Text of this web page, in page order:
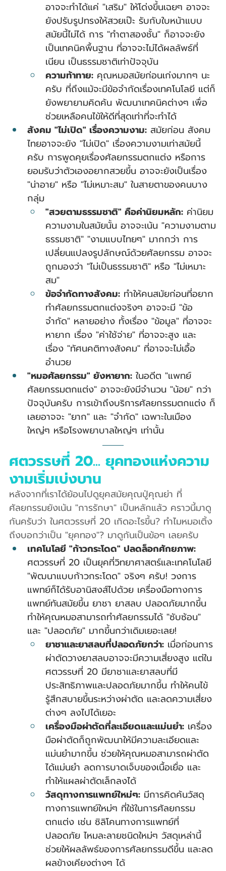
อาจจะทำได้แค่ "เสริม" ให้โด่งขึ้นเฉยๆ อาจจะ
ยังปรับรูปทรงให้สวยเป๊ะ รับกับใบหน้าแบบ
สมัยนี้ไม่ได้ การ "ทำตาสองชั้น" ก็อาจจะยัง
เป็นเทคนิคพื้นฐาน ที่อาจจะไม่ได้ผลลัพธ์ที่
เนียน เป็นธรรมชาติเท่าปัจจุบัน
ความท้าทาย: คุณหมอสมัยก่อนเก่งมากๆ นะ
ครับ ที่ถึงแม้จะมีข้อจำกัดเรื่องเทคโนโลยี แต่ก็
ยังพยายามคิดค้น พัฒนาเทคนิคต่างๆ เพื่อ
ช่วยเหลือคนไข้ให้ดีที่สุดเท่าที่จะทำได้
สังคม "ไม่เปิด" เรื่องความงาม: สมัยก่อน สังคม
ไทยอาจจะยัง "ไม่เปิด" เรื่องความงามเท่าสมัยนี้
ครับ การพูดคุยเรื่องศัลยกรรมตกแต่ง หรือการ
ยอมรับว่าตัวเองอยากสวยขึ้น อาจจะยังเป็นเรื่อง
"น่าอาย" หรือ "ไม่เหมาะสม" ในสายตาของคนบาง
กลุ่ม
"สวยตามธรรมชาติ" คือค่านิยมหลัก: ค่านิยม
ความงามในสมัยนั้น อาจจะเน้น "ความงามตาม
ธรรมชาติ" "งามแบบไทยๆ" มากกว่า การ
เปลี่ยนแปลงรูปลักษณ์ด้วยศัลยกรรม อาจจะ
ถูกมองว่า "ไม่เป็นธรรมชาติ" หรือ "ไม่เหมาะ
สม"
ข้อจำกัดทางสังคม: ทำให้คนสมัยก่อนที่อยาก
ทำศัลยกรรมตกแต่งจริงๆ อาจจะมี "ข้อ
จำกัด" หลายอย่าง ทั้งเรื่อง "ข้อมูล" ที่อาจจะ
หายาก เรื่อง "ค่าใช้จ่าย" ที่อาจจะสูง และ
เรื่อง "ทัศนคติทางสังคม" ที่อาจจะไม่เอื้อ
อำนวย
"หมอศัลยกรรม" ยังหายาก: ในอดีต "แพทย์
ศัลยกรรมตกแต่ง" อาจจะยังมีจำนวน "น้อย" กว่า
ปัจจุบันครับ การเข้าถึงบริการศัลยกรรมตกแต่ง ก็
เลยอาจจะ "ยาก" และ "จำกัด" เฉพาะในเมือง
ใหญ่ๆ หรือโรงพยาบาลใหญ่ๆ เท่านั้น
ศตวรรษที่ 20... ยุคทองแห่งความ
งามเริ่มเบ่งบาน
หลังจากที่เราได้ย้อนไปดูยุคสมัยคุณปู่คุณย่า ที่
ศัลยกรรมยังเน้น "การรักษา" เป็นหลักแล้ว คราวนี้มาดู
กันครับว่า ในศตวรรษที่ 20 เกิดอะไรขึ้น? ทำไมหมอเติ้ง
ถึงบอกว่าเป็น "ยุคทอง"? มาดูกันเป็นข้อๆ เลยครับ
เทคโนโลยี "ก้าวกระโดด" ปลดล็อกศักยภาพ:
ศตวรรษที่ 20 เป็นยุคที่วิทยาศาสตร์และเทคโนโลยี
"พัฒนาแบบก้าวกระโดด" จริงๆ ครับ! วงการ
แพทย์ก็ได้รับอานิสงส์ไปด้วย เครื่องมือทางการ
แพทย์ทันสมัยขึ้น ยาชา ยาสลบ ปลอดภัยมากขึ้น
ทำให้คุณหมอสามารถทำศัลยกรรมได้ "ซับซ้อน"
และ "ปลอดภัย" มากขึ้นกว่าเดิมเยอะเลย!
ยาชาและยาสลบที่ปลอดภัยกว่า: เมื่อก่อนการ
ผ่าตัดวางยาสลบอาจจะมีความเสี่ยงสูง แต่ใน
ศตวรรษที่ 20 มียาชาและยาสลบที่มี
ประสิทธิภาพและปลอดภัยมากขึ้น ทำให้คนไข้
รู้สึกสบายขึ้นระหว่างผ่าตัด และลดความเสี่ยง
ต่างๆ ลงไปได้เยอะ
เครื่องมือผ่าตัดที่ละเอียดและแม่นยำ: เครื่อง
มือผ่าตัดก็ถูกพัฒนาให้มีความละเอียดและ
แม่นยำมากขึ้น ช่วยให้คุณหมอสามารถผ่าตัด
ได้แม่นยำ ลดการบาดเจ็บของเนื้อเยื่อ และ
ทำให้แผลผ่าตัดเล็กลงได้
วัสดุทางการแพทย์ใหม่ๆ: มีการคิดค้นวัสดุ
ทางการแพทย์ใหม่ๆ ที่ใช้ในการศัลยกรรม
ตกแต่ง เช่น ซิลิโคนทางการแพทย์ที่
ปลอดภัย ไหมละลายชนิดใหม่ๆ วัสดุเหล่านี้
ช่วยให้ผลลัพธ์ของการศัลยกรรมดีขึ้น และลด
ผลข้างเคียงต่างๆ ได้